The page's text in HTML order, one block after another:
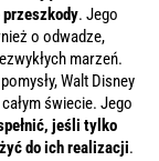
przeszkody. Jego
o odwadze,
marzeń.
Walt Disney
świecie. Jego
jeśli tylko
do ich realizacji.